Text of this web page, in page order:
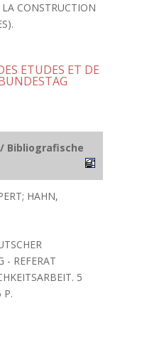
CONSTRUCTION
ETUDES ET DE
Bibliografische
HAHN,
- REFERAT
5
P.